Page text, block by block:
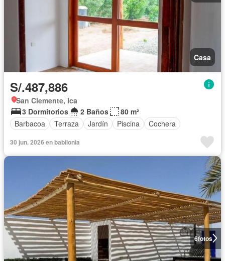
Casa
S/.487,886
San Clemente, Ica
3 Dormitorios
2 Baños
80 m²
Barbacoa
Terraza Jardín Piscina Cochera
30 jun. 2026 en babilonia
6fotos